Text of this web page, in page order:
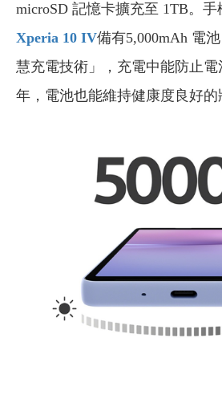
microSD 記憶卡擴充至 1TB。手
Xperia 10 IV備有5,000mAh 電
慧充電技術」，充電中能防止
年，電池也能維持健康度良好的